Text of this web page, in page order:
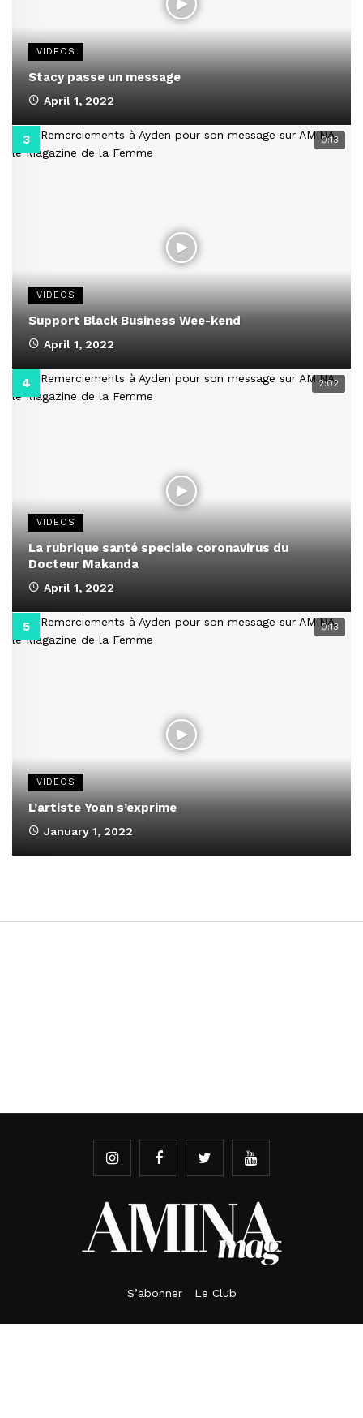
VIDEOS
Stacy passe un message
April 1, 2022
0:13
VIDEOS
Support Black Business Wee-kend
April 1, 2022
2:02
VIDEOS
La rubrique santé speciale coronavirus du
Docteur Makanda
April 1, 2022
0:13
VIDEOS
L’artiste Yoan s’exprime
January 1, 2022
S’abonner Le Club